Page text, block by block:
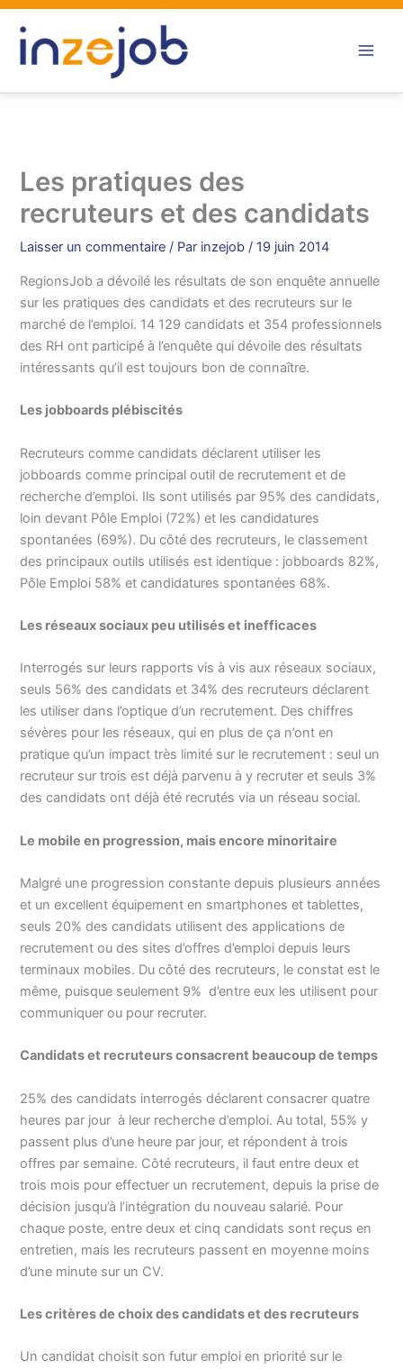
Aller
contenu
Les pratiques des
recruteurs et des candidats
Laisser un commentaire / Par inzejob/ 19 juin 2014
RegionsJob a dévoilé les résultats de son enquête annuelle
sur les pratiques des candidats et des recruteurs sur le
marché de l’emploi. 14 129 candidats et 354 professionnels
des RH ont participé à l’enquête qui dévoile des résultats
intéressants qu’il est toujours bon de connaître.
Les jobboards plébiscités
Recruteurs comme candidats déclarent utiliser les
jobboards comme principal outil de recrutement et de
recherche d’emploi. Ils sont utilisés par 95% des candidats,
loin devant Pôle Emploi (72%) et les candidatures
spontanées (69%). Du côté des recruteurs, le classement
des principaux outils utilisés est identique : jobboards 82%,
Pôle Emploi 58% et candidatures spontanées 68%.
Les réseaux sociaux peu utilisés et inefficaces
Interrogés sur leurs rapports vis à vis aux réseaux sociaux,
seuls 56% des candidats et 34% des recruteurs déclarent
les utiliser dans l’optique d’un recrutement. Des chiffres
sévères pour les réseaux, qui en plus de ça n’ont en
pratique qu’un impact très limité sur le recrutement : seul un
recruteur sur trois est déjà parvenu à y recruter et seuls 3%
des candidats ont déjà été recrutés via un réseau social.
Le mobile en progression, mais encore minoritaire
Malgré une progression constante depuis plusieurs années
et un excellent équipement en smartphones et tablettes,
seuls 20% des candidats utilisent des applications de
recrutement ou des sites d’offres d’emploi depuis leurs
terminaux mobiles. Du côté des recruteurs, le constat est le
même, puisque seulement 9% d’entre eux les utilisent pour
communiquer ou pour recruter.
Candidats et recruteurs consacrent beaucoup de temps
25% des candidats interrogés déclarent consacrer quatre
heures par jour à leur recherche d’emploi. Au total, 55% y
passent plus d’une heure par jour, et répondent à trois
offres par semaine. Côté recruteurs, il faut entre deux et
trois mois pour effectuer un recrutement, depuis la prise de
décision jusqu’à l’intégration du nouveau salarié. Pour
chaque poste, entre deux et cinq candidats sont reçus en
entretien, mais les recruteurs passent en moyenne moins
d’une minute sur un CV.
Les critères de choix des candidats et des recruteurs
Un candidat choisit son futur emploi en priorité sur le